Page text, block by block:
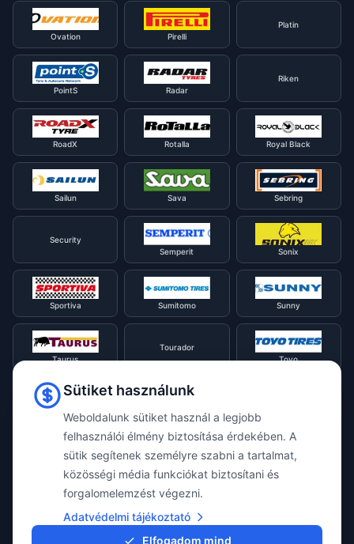
Ovation Pirelli
Platin
PointS Radar
Riken
RoadX Rotalla Royal Black
Sailun Sava Sebring
Security
Semperit
Sonix
Sportiva Sumitomo Sunny
Taurus
Tourador
Toyo
Tracmax
Triangle
Viking Voyager
Vredestein
Sütiket használunk
Weboldalunk sütiket használ a legjobb
felhasználói élmény biztosítása érdekében. A
sütik segítenek személyre szabni a tartalmat,
közösségi média funkciókat biztosítani és
forgalomelemzést végezni.
Adatvédelmi tájékoztató
Elfogadom mind